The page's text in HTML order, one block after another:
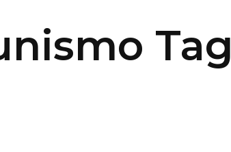
Tag